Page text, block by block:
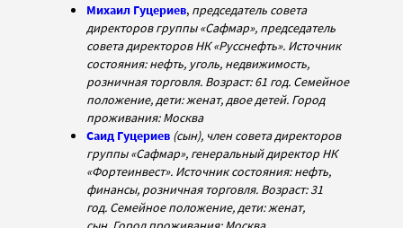
Михаил Гуцериев, председатель совета
директоров группы «Сафмар», председатель
совета директоров НК «Русснефть». Источник
состояния: нефть, уголь, недвижимость,
розничная торговля. Возраст: 61 год. Семейное
положение, дети: женат, двое детей. Город
проживания: Москва
Саид Гуцериев (сын), член совета директоров
группы «Сафмар», генеральный директор НК
«Фортеинвест». Источник состояния: нефть,
финансы, розничная торговля. Возраст: 31
год. Семейное положение, дети: женат,